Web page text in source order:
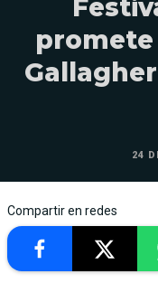
24
Compartir en redes